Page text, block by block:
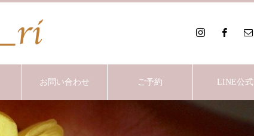
お問い合わせ ご予約 LINE公式